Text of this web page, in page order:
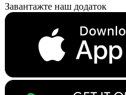
Завантажте наш додаток